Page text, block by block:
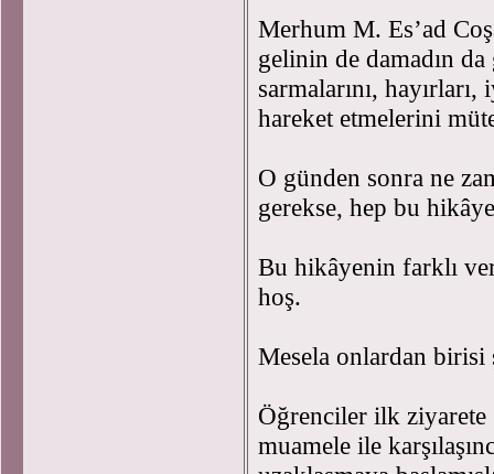
Merhum M. Es’ad
gelinin de damadın
sarmalarını,
hareket etmelerini
O günden sonra ne
gerekse, hep bu
Bu hikâyenin farklı
hoş.
Mesela onlardan
Öğrenciler ilk
muamele ile